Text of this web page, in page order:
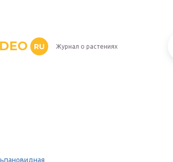
RU Журнал о растениях